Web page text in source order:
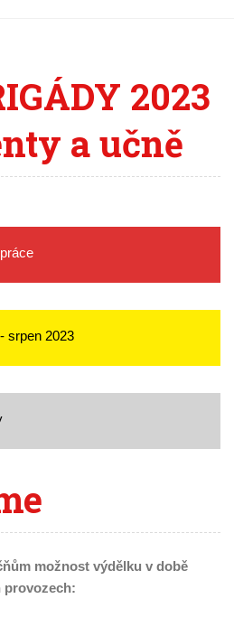
2023
a učně
srpen 2023
možnost výdělku v době
provozech: